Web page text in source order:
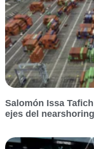
Salomón Issa
ejes del